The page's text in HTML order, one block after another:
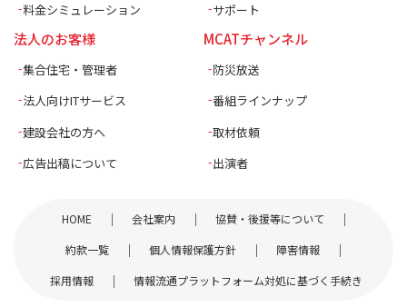
料金シミュレーション
サポート
法人のお客様
集合住宅・管理者
法人向けITサービス
建設会社の方へ
広告出稿について
MCATチャンネル
防災放送
番組ラインナップ
取材依頼
出演者
HOME 会社案内
協賛・後援等について
約款一覧
個人情報保護方針
障害情報
採用情報
情報流通プラットフォーム対処に基づく手続き